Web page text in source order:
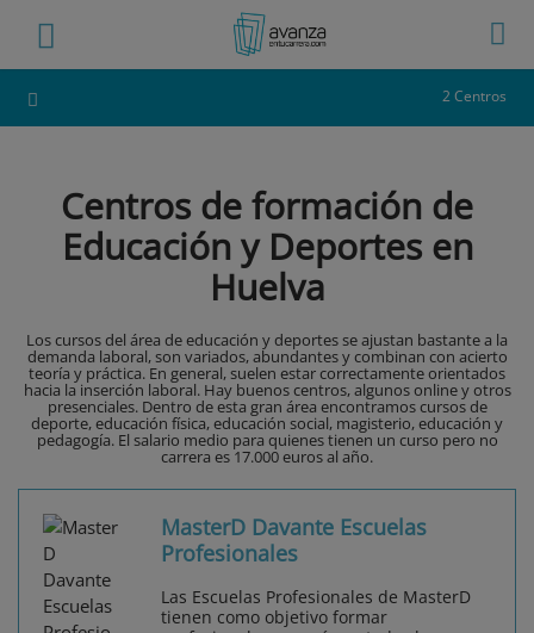
2 Centros
Centros de formación de
Educación y Deportes en
Huelva
Los cursos del área de educación y deportes se ajustan bastante a la
demanda laboral, son variados, abundantes y combinan con acierto
teoría y práctica. En general, suelen estar correctamente orientados
hacia la inserción laboral. Hay buenos centros, algunos online y otros
presenciales. Dentro de esta gran área encontramos cursos de
deporte, educación física, educación social, magisterio, educación y
pedagogía. El salario medio para quienes tienen un curso pero no
carrera es 17.000 euros al año.
MasterD Davante Escuelas
Profesionales
Las Escuelas Profesionales de MasterD
tienen como objetivo formar